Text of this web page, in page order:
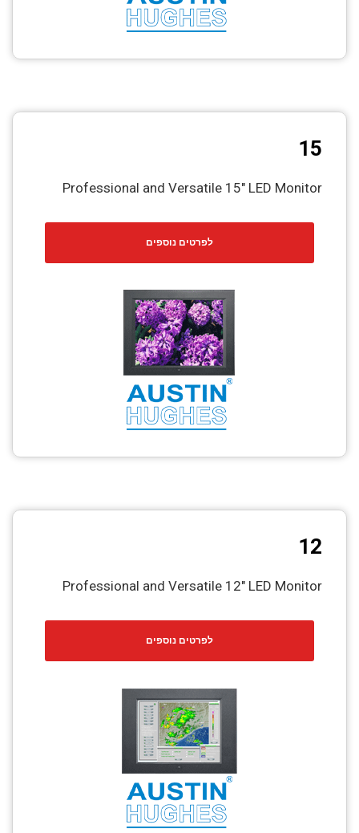
15
Professional and Versatile 15″ LED Monitor
לפרטים נוספים
12
Professional and Versatile 12″ LED Monitor
לפרטים נוספים